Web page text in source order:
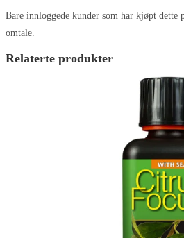
Bare innloggede kunder som har kjøpt dette
omtale.
Relaterte produkter